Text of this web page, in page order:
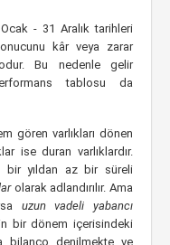
- 31 Aralık tarihleri
kâr veya zarar
Bu nedenle gelir
tablosu da
gören varlıkları dönen
ise duran varlıklardır.
bir yıldan az bir süreli
olarak adlandırılır. Ama
uzun vadeli yabancı
bir dönem içerisindeki
bilanço denilmekte ve